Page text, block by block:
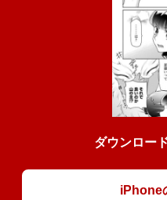
ダウンロー
iPhone